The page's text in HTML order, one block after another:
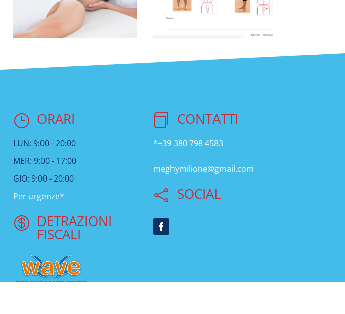
} ORARI
LUN: 9:00 - 20:00
MER: 9:00 - 17:00
GIO: 9:00 - 20:00
Per urgenze*
 DETRAZIONI
FISCALI
 CONTATTI
*+39 380 798 4583
meghymilione@gmail.com
 SOCIAL